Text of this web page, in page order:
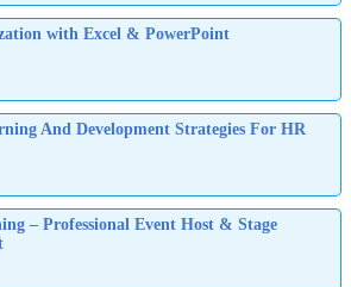
with Excel & PowerPoint
And Development Strategies For HR
– Professional Event Host & Stage